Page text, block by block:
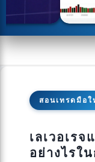
สอนเทรดมือใ
เลเวอเร
อย่างไรใ